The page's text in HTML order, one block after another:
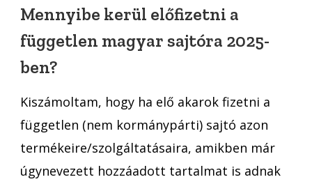
független
magyar
Mennyibe kerül előfizetni a
független magyar sajtóra 2025-
ben?
Kiszámoltam, hogy ha elő akarok fizetni a
független (nem kormánypárti) sajtó azon
termékeire/szolgáltatásaira, amikben már
úgynevezett hozzáadott tartalmat is adnak